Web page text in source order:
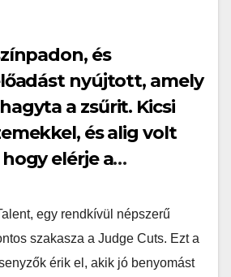
és
nyújtott, amely
a zsűrit. Kicsi
és alig volt
elérje a
egy rendkívül népszerű
szakasza a Judge Cuts. Ezt a
érik el, akik jó benyomást